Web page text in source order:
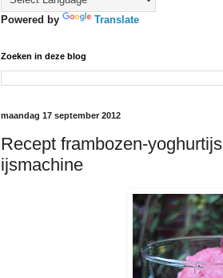
Powered by Translate
Zoeken in deze blog
maandag 17 september 2012
Recept frambozen-
ijsmachine